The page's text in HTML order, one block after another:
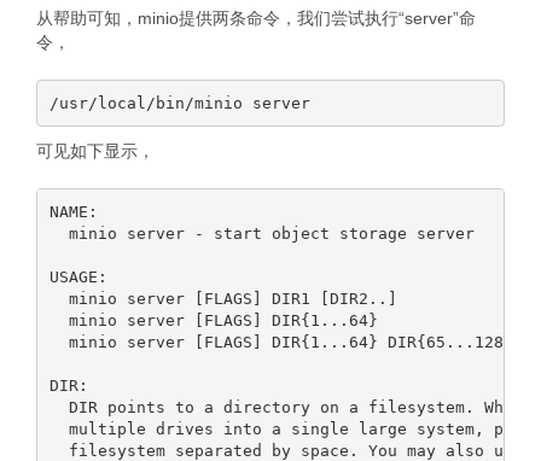
从帮助可知，minio提供两条命令，我们尝试执行“server”命
令，
/usr/local/bin/minio server
可见如下显示，
NAME:
  minio server - start object storage server
USAGE:
  minio server [FLAGS] DIR1 [DIR2..]
  minio server [FLAGS] DIR{1...64}
  minio server [FLAGS] DIR{1...64} DIR{65...128}
DIR:
DIR points to a directory on a filesystem. When
multiple drives into a single large system, pass
filesystem separated by space. You may also use